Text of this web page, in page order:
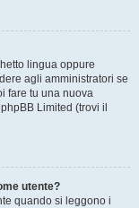
lingua oppure
agli amministratori se
fare tu una nuova
Limited (trovi il
utente?
quando si leggono i